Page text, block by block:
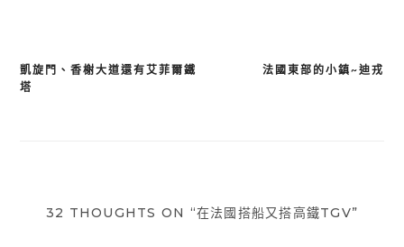
文
凱旋門、香榭大道還有艾菲爾鐵
塔
法國東部的小鎮~迪戎
32 THOUGHTS ON “在法國搭船又搭高鐵TGV”